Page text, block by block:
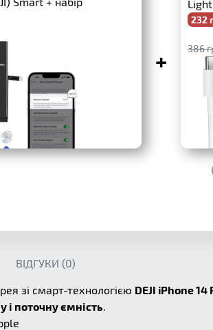
+
232
386
ВІДГУКИ (0)
зі смарт-технологією DEJI iPhone 14
і поточну ємність.